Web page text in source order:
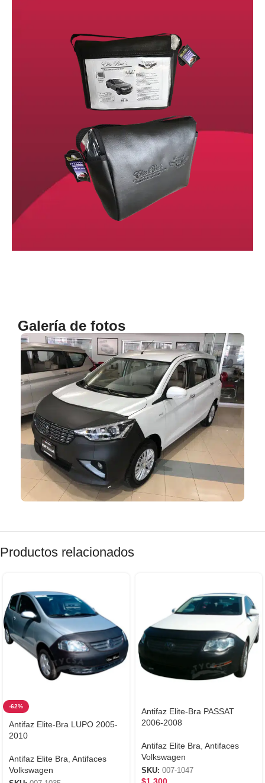
Galería de fotos
Productos relacionados
-62%
Antifaz Elite-Bra LUPO 2005-
2010
Antifaz Elite Bra Antifaces
Volkswagen
Antifaz Elite-Bra PASSAT
2006-2008
Antifaz Elite Bra Antifaces
Volkswagen
SKU: 007-1047